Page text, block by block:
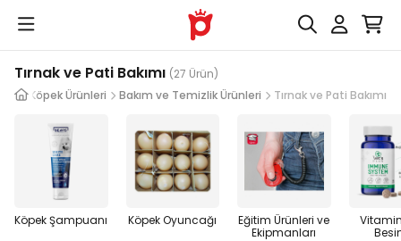
Tırnak ve Pati Bakımı (27 Ürün)
Köpek Ürünleri
Bakım ve Temizlik Ürünleri Tırnak ve Pati Bakımı
Köpek Şampuanı Köpek Oyuncağı
Eğitim Ürünleri ve
Ekipmanları